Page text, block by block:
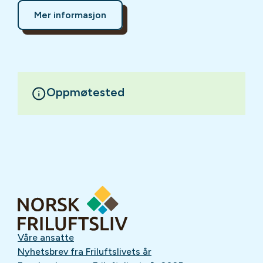
Mer informasjon
Oppmøtested
Våre ansatte
Nyhetsbrev fra Friluftslivets år